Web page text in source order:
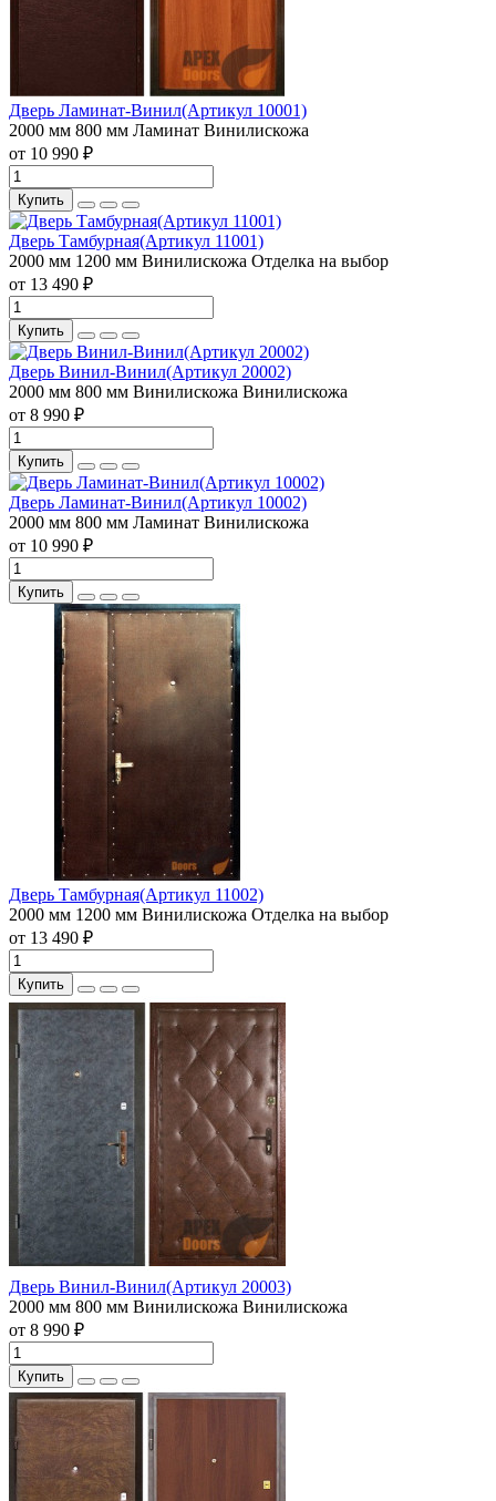
Дверь Ламинат-Винил(Артикул 10001)
2000 мм 800 мм Ламинат Винилискожа
от 10 990 ₽
Купить
Дверь Тамбурная(Артикул 11001)
2000 мм 1200 мм Винилискожа Отделка на выбор
от 13 490 ₽
Купить
Дверь Винил-Винил(Артикул 20002)
2000 мм 800 мм Винилискожа Винилискожа
от 8 990 ₽
Купить
Дверь Ламинат-Винил(Артикул 10002)
2000 мм 800 мм Ламинат Винилискожа
от 10 990 ₽
Купить
Дверь Тамбурная(Артикул 11002)
2000 мм 1200 мм Винилискожа Отделка на выбор
от 13 490 ₽
Купить
Дверь Винил-Винил(Артикул 20003)
2000 мм 800 мм Винилискожа Винилискожа
от 8 990 ₽
Купить